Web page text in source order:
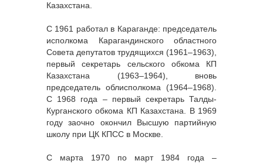
Казахстана.
С 1961 работал в Караганде: председатель
исполкома Карагандинского областного
Совета депутатов трудящихся (1961–1963),
первый секретарь сельского обкома КП
Казахстана (1963–1964), вновь
председатель облисполкома (1964–1968).
С 1968 года – первый секретарь Талды-
Курганского обкома КП Казахстана. В 1969
году заочно окончил Высшую партийную
школу при ЦК КПСС в Москве.
С марта 1970 по март 1984 года –